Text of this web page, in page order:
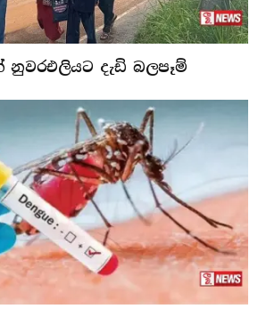
නුවරඑලියට දැඩි බලපෑම්